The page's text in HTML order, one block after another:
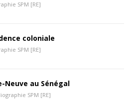
SPM [RE]
coloniale
SPM [RE]
Neuve au Sénégal
SPM [RE]